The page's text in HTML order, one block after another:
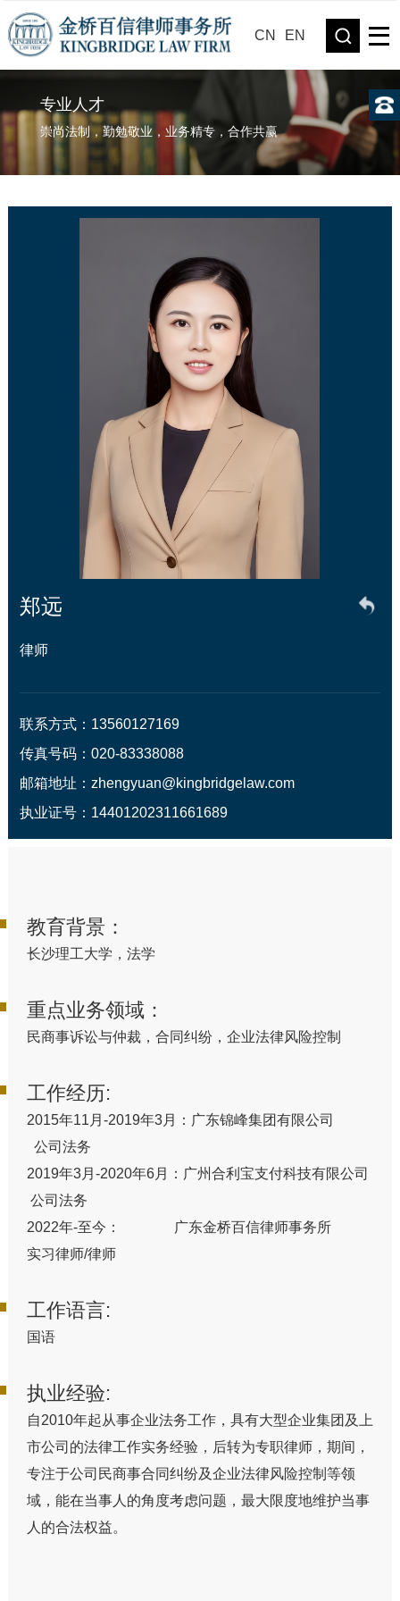
CN EN
专业人才
崇尚法制，勤勉敬业，业务精专，合作共赢
郑远
律师
联系方式：13560127169
传真号码：020-83338088
邮箱地址：zhengyuan@kingbridgelaw.com
执业证号：14401202311661689
教育背景：
长沙理工大学，法学
重点业务领域：
民商事诉讼与仲裁，合同纠纷，企业法律风险控制
工作经历:
2015年11月-2019年3月：广东锦峰集团有限公司
公司法务
2019年3月-2020年6月：广州合利宝支付科技有限公司
公司法务
2022年-至今： 广东金桥百信律师事务所
实习律师/律师
工作语言:
国语
执业经验:
自2010年起从事企业法务工作，具有大型企业集团及上
市公司的法律工作实务经验，后转为专职律师，期间，
专注于公司民商事合同纠纷及企业法律风险控制等领
域，能在当事人的角度考虑问题，最大限度地维护当事
人的合法权益。